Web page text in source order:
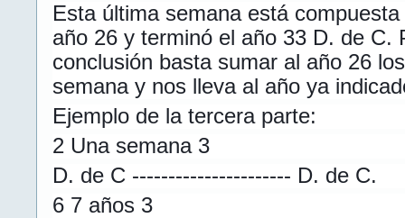
Esta última semana está
año 26 y terminó el año 33 D. de C.
conclusión basta sumar al año 26
semana y nos lleva al año ya
Ejemplo de la tercera parte:
2 Una semana 3
D. de C ---------------------- D. de C.
6 7 años 3